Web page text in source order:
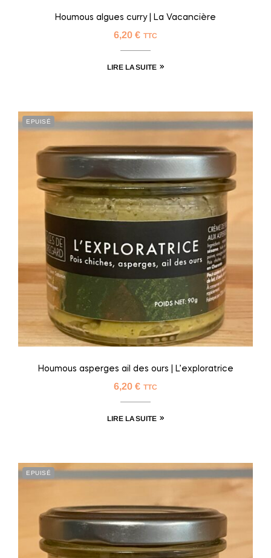
Houmous algues curry | La Vacancière
6,20 € TTC
LIRE LA SUITE
EPUISÉ
Houmous asperges ail des ours | L’exploratrice
6,20 € TTC
LIRE LA SUITE
EPUISÉ